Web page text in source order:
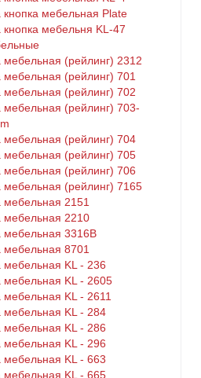
кнопка мебельная Plate
кнопка мебельня KL-47
мебельная (рейлинг) 2312
мебельная (рейлинг) 701
мебельная (рейлинг) 702
мебельная (рейлинг) 703-
мебельная (рейлинг) 704
мебельная (рейлинг) 705
мебельная (рейлинг) 706
мебельная (рейлинг) 7165
мебельная 2151
мебельная 2210
мебельная 3316B
мебельная 8701
мебельная KL - 236
мебельная KL - 2605
мебельная KL - 2611
мебельная KL - 284
мебельная KL - 286
мебельная KL - 296
мебельная KL - 663
мебельная KL - 665